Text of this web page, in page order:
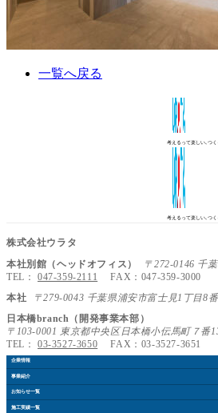
一覧へ戻る
考えるって楽しい､つ
考えるって楽しい､つ
株式会社ウラタ
本社別館（ヘッドオフィス）
〒272-0146 千
TEL： 047-359-2111 FAX：047-359-3000
本社
〒279-0043 千葉県浦安市富士見1丁目8
日本橋branch（開発事業本部）
〒103-0001 東京都中央区日本橋小伝馬町７番
TEL： 03-3527-3650 FAX：03-3527-3651
企業情報
事業紹介
お知らせ一覧
施工実績一覧